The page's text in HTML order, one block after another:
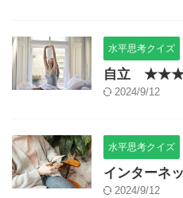
水平思考クイズ
自立
2024/9/12
水平思考クイズ
インター
2024/9/12